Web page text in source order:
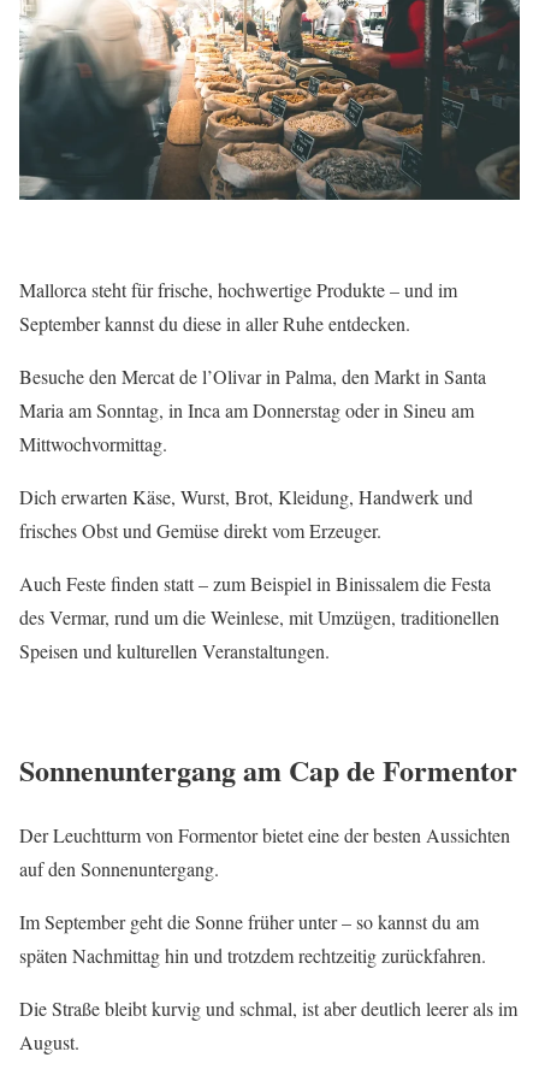
Mallorca steht für frische, hochwertige Produkte – und im
September kannst du diese in aller Ruhe entdecken.
Besuche den Mercat de l’Olivar in Palma, den Markt in Santa
Maria am Sonntag, in Inca am Donnerstag oder in Sineu am
Mittwochvormittag.
Dich erwarten Käse, Wurst, Brot, Kleidung, Handwerk und
frisches Obst und Gemüse direkt vom Erzeuger.
Auch Feste finden statt – zum Beispiel in Binissalem die Festa
des Vermar, rund um die Weinlese, mit Umzügen, traditionellen
Speisen und kulturellen Veranstaltungen.
Sonnenuntergang am Cap de Formentor
Der Leuchtturm von Formentor bietet eine der besten Aussichten
auf den Sonnenuntergang.
Im September geht die Sonne früher unter – so kannst du am
späten Nachmittag hin und trotzdem rechtzeitig zurückfahren.
Die Straße bleibt kurvig und schmal, ist aber deutlich leerer als im
August.